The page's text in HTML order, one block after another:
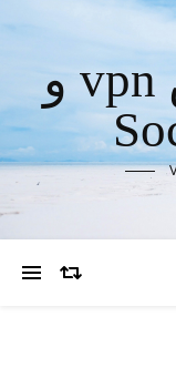
خرید و فروش vpn و